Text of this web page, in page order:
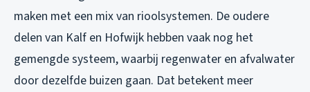
maken met een mix van rioolsystemen. De oudere
delen van Kalf en Hofwijk hebben vaak nog het
gemengde systeem, waarbij regenwater en afvalwater
door dezelfde buizen gaan. Dat betekent meer